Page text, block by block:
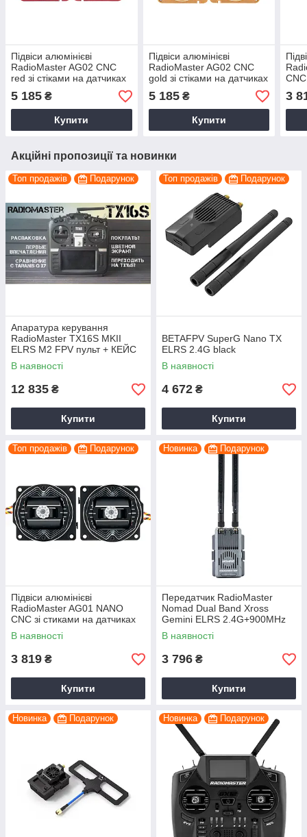
Підвіси алюмінієві
RadioMaster AG02 CNC
red зі стіками на датчиках
Холла для
TX15/TX16S/Boxer
5 185 ₴
Купити
Підвіси алюмінієві
RadioMaster AG02 CNC
gold зі стіками на датчиках
Холла для
TX15/TX16S/Boxer
5 185₴
Купити
3
Акційні пропозиції та новинки
Топ продажів Подарунок
Апаратура керування
RadioMaster TX16S MKII
ELRS M2 FPV пульт + КЕЙС
— 16-канальний пульт для
FPV
В наявності
12 835 ₴
Купити
Топ продажів Подарунок
BETAFPV SuperG Nano TX
ELRS 2.4G black
В наявності
4 672 ₴
Купити
Топ продажів Подарунок
Підвіси алюмінієві
RadioMaster AG01 NANO
CNC зі стиками на датчиках
Холла для Pocket
В наявності
3 819 ₴
Купити
Новинка Подарунок
Передатчик RadioMaster
Nomad Dual Band Xross
Gemini ELRS 2.4G+900MHz
TX (HP0157.0085)
В наявності
3 796 ₴
Купити
Новинка Подарунок Новинка Подарунок